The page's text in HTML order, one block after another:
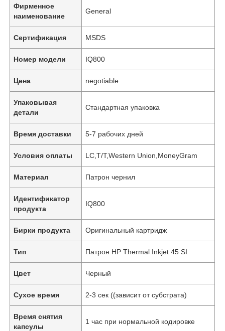
Фирменное
наименование
General
Сертификация MSDS
Номер модели IQ800
Цена negotiable
Упаковывая
детали
Стандартная упаковка
Время доставки 5-7 рабочих дней
Условия оплаты LC,T/T,Western Union,MoneyGram
Материал Патрон чернил
Идентификатор
продукта
IQ800
Бирки продукта Оригинальный картридж
Тип Патрон HP Thermal Inkjet 45 SI
Цвет Черный
Сухое время 2-3 сек ((зависит от субстрата)
Время снятия
капсулы
1 час при нормальной кодировке